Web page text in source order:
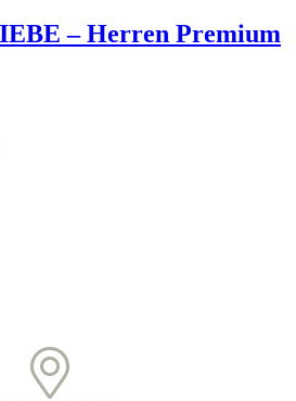
mehrere – Herren Premium